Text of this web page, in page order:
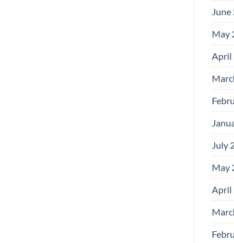
June
May
April
July
May
April